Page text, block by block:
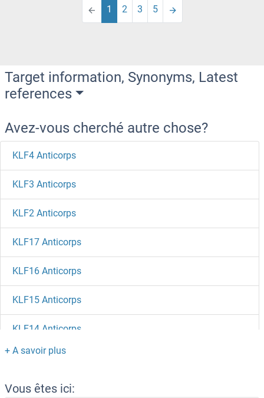
1 2 3 5
Target information, Synonyms, Latest
references
Avez-vous cherché autre chose?
KLF4 Anticorps
KLF3 Anticorps
KLF2 Anticorps
KLF17 Anticorps
KLF16 Anticorps
KLF15 Anticorps
KLF14 Anticorps
KLF13 Anticorps
KLF12 Anticorps
Vous êtes ici: